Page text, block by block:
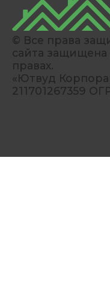
© Все права
сайта защищена
правах.
«Ютвуд
211701267359